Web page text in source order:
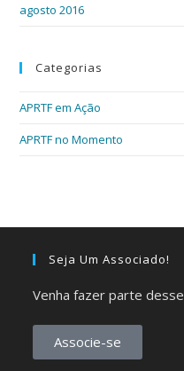
agosto 2016
Categorias
APRTF em Ação
APRTF no Momento
Seja Um Associado!
Venha fazer parte
Associe-se